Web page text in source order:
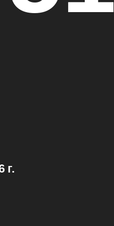
г.